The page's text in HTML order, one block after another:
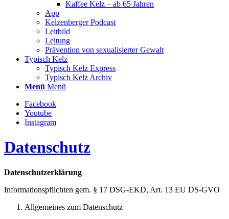
Kaffee Kelz – ab 65 Jahren
App
Kelzenberger Podcast
Leitbild
Leitung
Prävention von sexualisierter Gewalt
Typisch Kelz
Typisch Kelz Express
Typisch Kelz Archiv
Menü Menü
Facebook
Youtube
Instagram
Datenschutz
Datenschutzerklärung
Informationspflichten gem. § 17 DSG-EKD, Art. 13 EU DS-GVO
Allgemeines zum Datenschutz